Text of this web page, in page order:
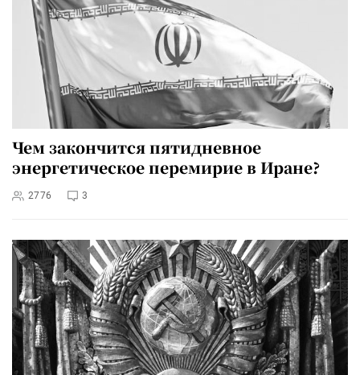
Чем закончится пятидневное
энергетическое перемирие в Иране?
2776 3